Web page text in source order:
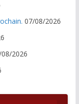
07/08/2026
2026